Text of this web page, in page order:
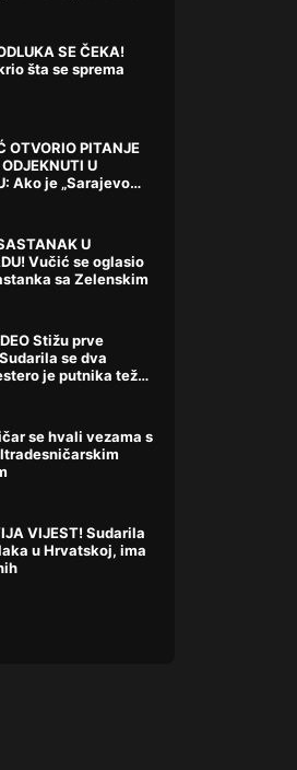
SE ČEKA!
šta se sprema
OTVORIO PITANJE
U
Ako je „Sarajevo
zašto Vučića
U
Vučić se oglasio
sa Zelenskim
Stižu prve
se dva
je putnika teže,
ozlijeđeno
se hvali vezama s
VIJEST! Sudarila
u Hrvatskoj, ima